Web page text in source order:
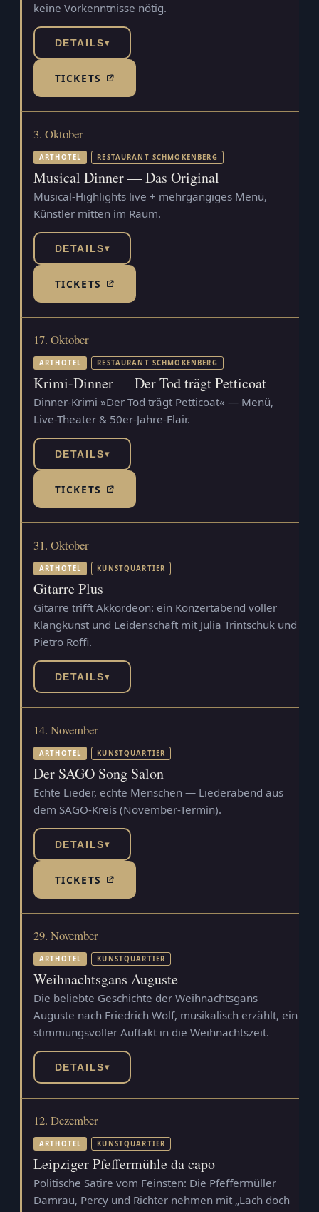
keine Vorkenntnisse nötig.
DETAILS▾
TICKETS(TICKETSHOP, ÖFFNET IN NEUEM TAB)
3. Oktober
ARTHOTEL RESTAURANT SCHMOKENBERG
Musical Dinner — Das Original
Musical-Highlights live + mehrgängiges Menü,
Künstler mitten im Raum.
DETAILS▾
TICKETS(TICKETSHOP, ÖFFNET IN NEUEM TAB)
17. Oktober
ARTHOTEL RESTAURANT SCHMOKENBERG
Krimi-Dinner — Der Tod trägt Petticoat
Dinner-Krimi »Der Tod trägt Petticoat« — Menü,
Live-Theater & 50er-Jahre-Flair.
DETAILS▾
TICKETS(TICKETSHOP, ÖFFNET IN NEUEM TAB)
31. Oktober
ARTHOTEL KUNSTQUARTIER
Gitarre Plus
Gitarre trifft Akkordeon: ein Konzertabend voller
Klangkunst und Leidenschaft mit Julia Trintschuk und
Pietro Roffi.
DETAILS▾
14. November
ARTHOTEL KUNSTQUARTIER
Der SAGO Song Salon
Echte Lieder, echte Menschen — Liederabend aus
dem SAGO-Kreis (November-Termin).
DETAILS▾
TICKETS(TICKETSHOP, ÖFFNET IN NEUEM TAB)
29. November
ARTHOTEL KUNSTQUARTIER
Weihnachtsgans Auguste
Die beliebte Geschichte der Weihnachtsgans
Auguste nach Friedrich Wolf, musikalisch erzählt, ein
stimmungsvoller Auftakt in die Weihnachtszeit.
DETAILS▾
12. Dezember
ARTHOTEL KUNSTQUARTIER
Leipziger Pfeffermühle da capo
Politische Satire vom Feinsten: Die Pfeffermüller
Damrau, Percy und Richter nehmen mit „Lach doch